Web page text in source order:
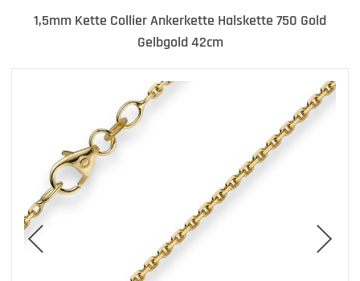
1,5mm Kette Collier Ankerkette Halskette 750 Gold
Gelbgold 42cm